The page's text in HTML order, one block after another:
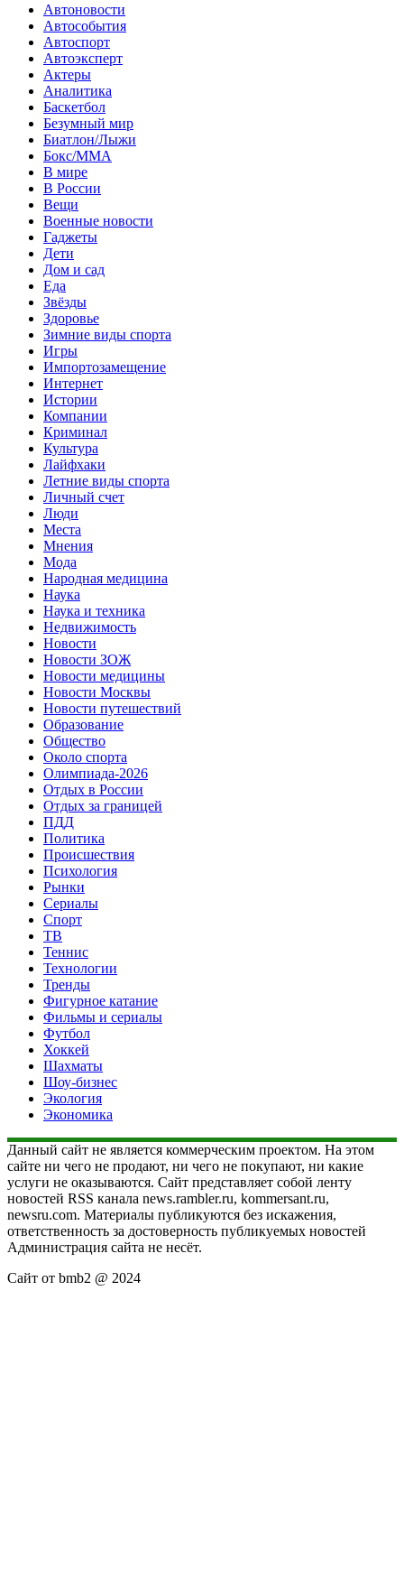
Автоновости
Автособытия
Автоспорт
Автоэксперт
Актеры
Аналитика
Баскетбол
Безумный мир
Биатлон/Лыжи
Бокс/MMA
В мире
В России
Вещи
Военные новости
Гаджеты
Дети
Дом и сад
Еда
Звёзды
Здоровье
Зимние виды спорта
Игры
Импортозамещение
Интернет
Истории
Компании
Криминал
Культура
Лайфхаки
Летние виды спорта
Личный счет
Люди
Места
Мнения
Мода
Народная медицина
Наука
Наука и техника
Недвижимость
Новости
Новости ЗОЖ
Новости медицины
Новости Москвы
Новости путешествий
Образование
Общество
Около спорта
Олимпиада-2026
Отдых в России
Отдых за границей
ПДД
Политика
Происшествия
Психология
Рынки
Сериалы
Спорт
ТВ
Теннис
Технологии
Тренды
Фигурное катание
Фильмы и сериалы
Футбол
Хоккей
Шахматы
Шоу-бизнес
Экология
Экономика
Данный сайт не является коммерческим проектом. На этом
сайте ни чего не продают, ни чего не покупают, ни какие
услуги не оказываются. Сайт представляет собой ленту
новостей RSS канала news.rambler.ru, kommersant.ru,
newsru.com. Материалы публикуются без искажения,
ответственность за достоверность публикуемых новостей
Администрация сайта не несёт.
Сайт от bmb2 @ 2024